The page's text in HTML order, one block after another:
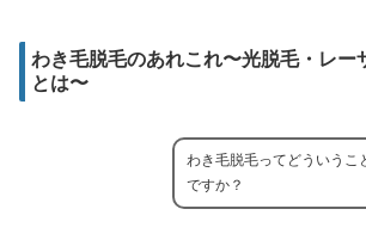
わき毛脱毛のあれこれ〜光脱毛・レー
とは〜
わき毛脱毛ってどういうこ
ですか？